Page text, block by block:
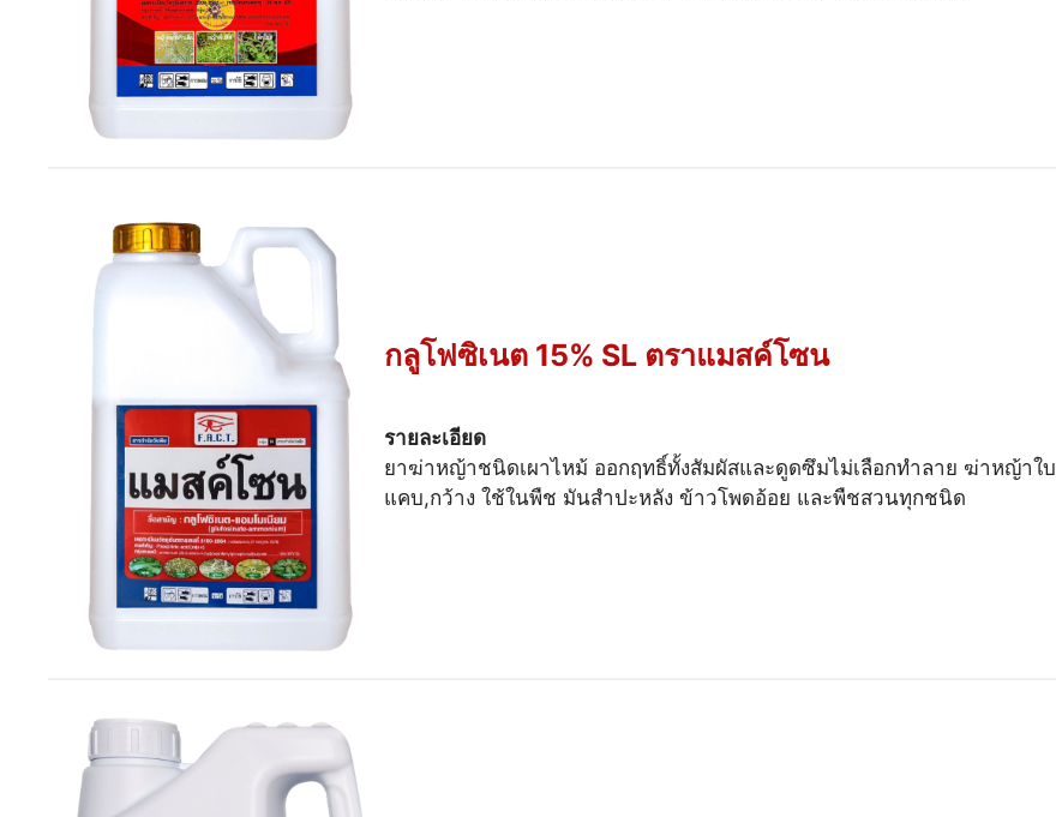
กลูโฟซิเนต 15% SL ตราแมสค์โซน
รายละเอียด
ยาฆ่าหญ้าชนิดเผาไหม้ ออกฤทธิ์ทั้งสัมผัสและดูดซึมไม่เลือกทำลาย ฆ่าหญ้าใบ
แคบ,กว้าง ใช้ในพืช มันสำปะหลัง ข้าวโพดอ้อย และพืชสวนทุกชนิด